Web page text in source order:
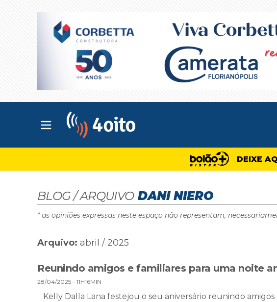
Abrir menu principal
DEIXE
BLOG / ARQUIVO DANI NIERO
* as opiniões expressas neste espaço não representam,
Arquivo: abril / 2025
Reunindo amigos e familiares para uma noite
28/04/2025 - 11H16MIN
Kelly Dalla Lana festejou o seu aniversário reunindo